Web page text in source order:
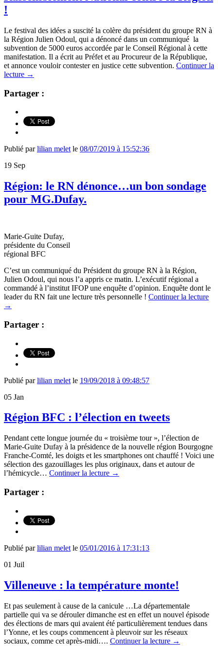
!
Le festival des idées a suscité la colère du président du groupe RN à
la Région Julien Odoul, qui a dénoncé dans un communiqué la
subvention de 5000 euros accordée par le Conseil Régional à cette
manifestation. Il a écrit au Préfet et au Procureur de la République,
et annonce vouloir contester en justice cette subvention. Continuer la
lecture →
Partager :
Publié parlilian melet le 08/07/2019 à 15:52:36
19 Sep
Région: le RN dénonce…un bon sondage
pour MG.Dufay.
Marie-Guite Dufay,
présidente du Conseil
régional BFC
C’est un communiqué du Président du groupe RN à la Région,
Julien Odoul, qui nous l’a appris ce matin. L’exécutif régional a
commandé à l’institut IFOP une enquête d’opinion. Enquête dont le
leader du RN fait une lecture très personnelle ! Continuer la lecture
→
Partager :
Publié parlilian melet le 19/09/2018 à 09:48:57
05 Jan
Région BFC : l’élection en tweets
Pendant cette longue journée du « troisième tour », l’élection de
Marie-Guite Dufay à la présidence de la nouvelle région Bourgogne
Franche-Comté, les doigts et les smartphones ont chauffé ! Voici une
sélection des gazouillages les plus originaux, dans et autour de
l’hémicycle… Continuer la lecture →
Partager :
Publié parlilian melet le 05/01/2016 à 17:31:13
01 Juil
Villeneuve : la température monte!
Et pas seulement à cause de la canicule …La départementale
partielle qui va se dérouler dimanche est en effet un nouvel épisode
des élections de mars qui avaient été particulièrement tendues dans
l’Yonne, et les coups commencent à pleuvoir sur les réseaux
sociaux, comme cet après-midi…. Continuer la lecture →